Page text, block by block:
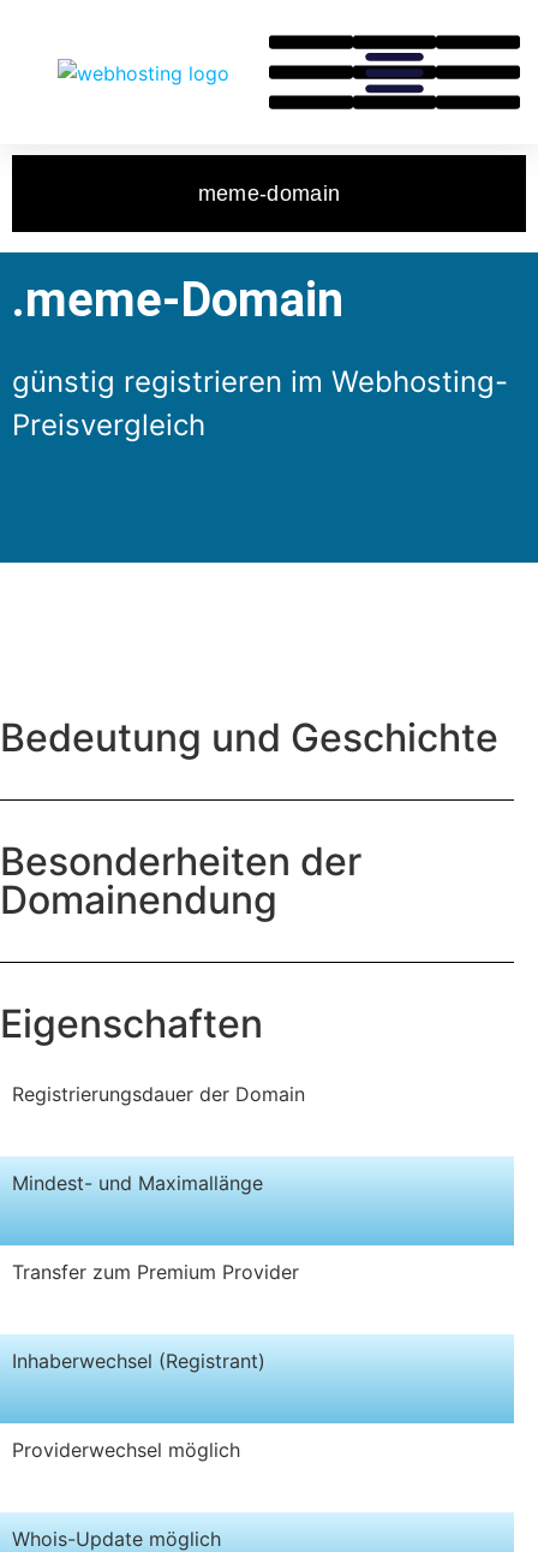
meme-domain
.meme-Domain
günstig registrieren im Webhosting-
Preisvergleich
Bedeutung und Geschichte
Besonderheiten der
Domainendung
Eigenschaften
Registrierungsdauer der Domain
Mindest- und Maximallänge
Transfer zum Premium Provider
Inhaberwechsel (Registrant)
Providerwechsel möglich
Whois-Update möglich